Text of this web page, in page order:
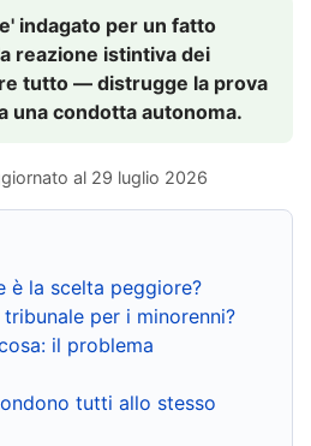
indagato per un fatto
reazione istintiva dei
tutto — distrugge la prova
una condotta autonoma.
al 29 luglio 2026
è la scelta peggiore?
per i minorenni?
il problema
tutti allo stesso